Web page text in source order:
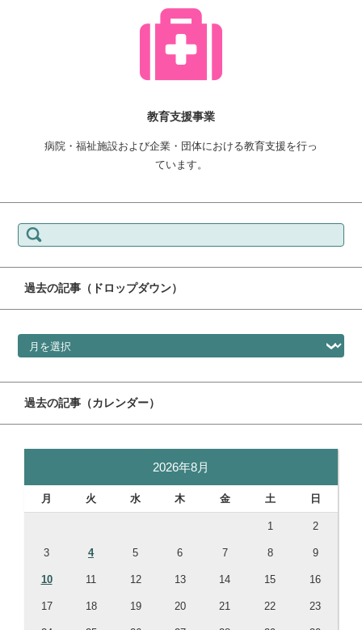
教育支援事業
病院・福祉施設および企業・団体における教育支援を行っ
ています。
検索:
過去の記事（ドロップダウン）
過去の記事（カレンダー）
2026年8月
月 火 水 木 金 土 日
1 2
3 4 5 6 7 8 9
10 11 12 13 14 15 16
17 18 19 20 21 22 23